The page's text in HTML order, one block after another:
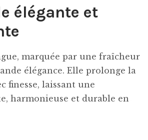
élégante et
marquée par une fraîcheur
élégance. Elle prolonge la
finesse, laissant une
harmonieuse et durable en